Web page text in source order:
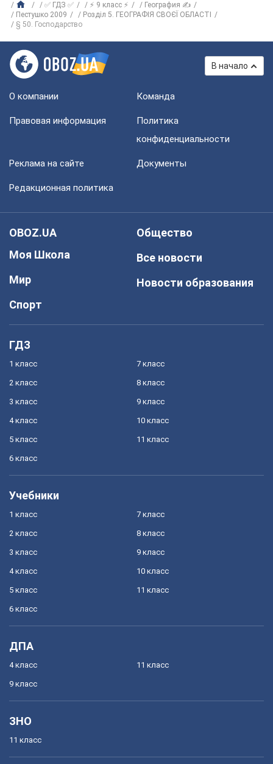
✅ ГДЗ ✅ ⚡ 9 класс ⚡
География ✍
Пестушко 2009
Розділ 5. ГЕОГРАФІЯ СВОЄЇ ОБЛАСТІ
§ 50. Господарство
В начало
О компании Команда
Правовая информация
Политика
конфиденциальности
Реклама на сайте Документы
Редакционная политика
OBOZ.UA
Моя Школа
Мир
Спорт
Общество
Все новости
Новости образования
ГДЗ
1 класс
2 класс
3 класс
4 класс
5 класс
6 класс
7 класс
8 класс
9 класс
10 класс
11 класс
Учебники
1 класс
2 класс
3 класс
4 класс
5 класс
6 класс
7 класс
8 класс
9 класс
10 класс
11 класс
ДПА
4 класс
9 класс
11 класс
ЗНО
11 класс